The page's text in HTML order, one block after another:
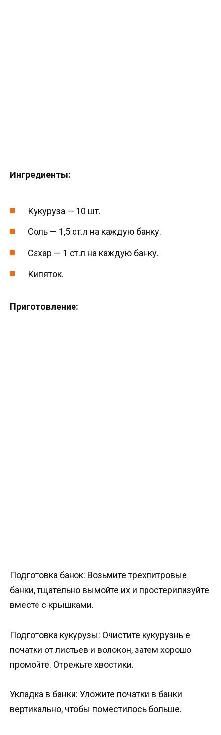
Ингредиенты:
Кукуруза — 10 шт.
Соль — 1,5 ст.л на каждую банку.
Сахар — 1 ст.л на каждую банку.
Кипяток.
Приготовление:
Подготовка банок: Возьмите трехлитровые
банки, тщательно вымойте их и простерилизуйте
вместе с крышками.
Подготовка кукурузы: Очистите кукурузные
початки от листьев и волокон, затем хорошо
промойте. Отрежьте хвостики.
Укладка в банки: Уложите початки в банки
вертикально, чтобы поместилось больше.